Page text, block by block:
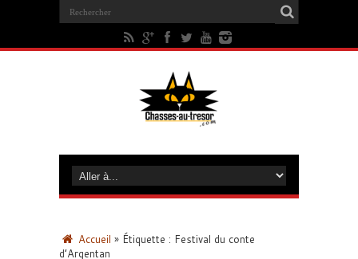
Accueil » Étiquette : Festival du conte
d’Argentan